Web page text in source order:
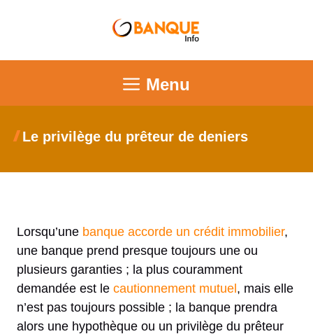
Menu
Le privilège du prêteur de deniers
Lorsqu’une banque accorde un crédit immobilier,
une banque prend presque toujours une ou
plusieurs garanties ; la plus couramment
demandée est le cautionnement mutuel, mais elle
n’est pas toujours possible ; la banque prendra
alors une hypothèque ou un privilège du prêteur